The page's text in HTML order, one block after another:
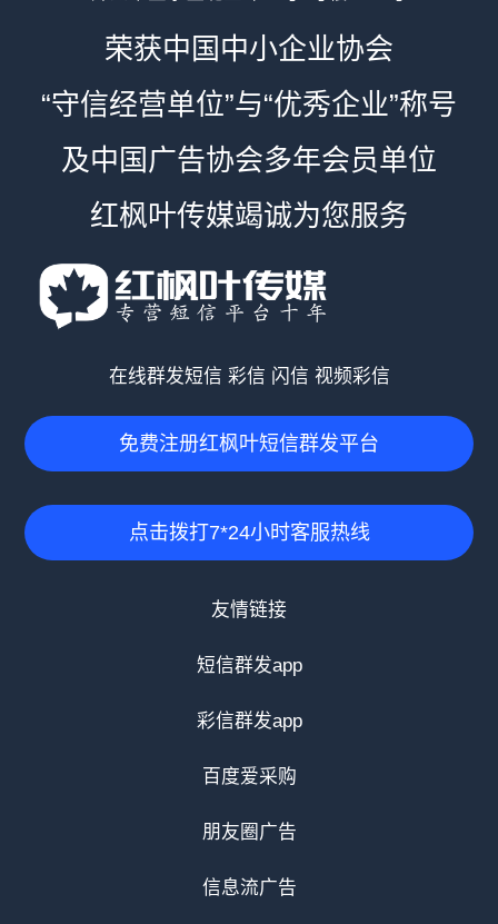
荣获中国中小企业协会
“守信经营单位”与“优秀企业”称号
及中国广告协会多年会员单位
红枫叶传媒竭诚为您服务
在线群发短信 彩信 闪信 视频彩信
免费注册红枫叶短信群发平台
点击拨打7*24小时客服热线
友情链接
短信群发app
彩信群发app
百度爱采购
朋友圈广告
信息流广告